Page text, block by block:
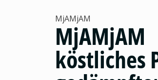
MjAMjAM
MjAMjAM
köstliches